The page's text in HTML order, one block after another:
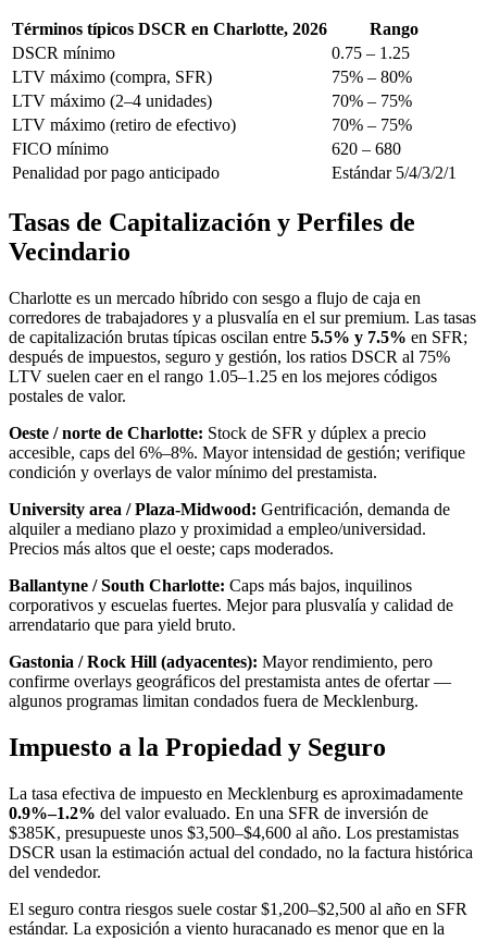
Términos típicos DSCR en Charlotte, 2026
Rango
DSCR mínimo
0.75 – 1.25
LTV máximo (compra, SFR)
75% – 80%
LTV máximo (2–4 unidades)
70% – 75%
LTV máximo (retiro de efectivo)
70% – 75%
FICO mínimo
620 – 680
Penalidad por pago anticipado
Estándar 5/4/3/2/1
Tasas de Capitalización y Perfiles de
Vecindario
Charlotte es un mercado híbrido con sesgo a flujo de caja en
corredores de trabajadores y a plusvalía en el sur premium. Las tasas
de capitalización brutas típicas oscilan entre 5.5% y 7.5% en SFR;
después de impuestos, seguro y gestión, los ratios DSCR al 75%
LTV suelen caer en el rango 1.05–1.25 en los mejores códigos
postales de valor.
Oeste / norte de Charlotte: Stock de SFR y dúplex a precio
accesible, caps del 6%–8%. Mayor intensidad de gestión; verifique
condición y overlays de valor mínimo del prestamista.
University area / Plaza-Midwood: Gentrificación, demanda de
alquiler a mediano plazo y proximidad a empleo/universidad.
Precios más altos que el oeste; caps moderados.
Ballantyne / South Charlotte: Caps más bajos, inquilinos
corporativos y escuelas fuertes. Mejor para plusvalía y calidad de
arrendatario que para yield bruto.
Gastonia / Rock Hill (adyacentes): Mayor rendimiento, pero
confirme overlays geográficos del prestamista antes de ofertar —
algunos programas limitan condados fuera de Mecklenburg.
Impuesto a la Propiedad y Seguro
La tasa efectiva de impuesto en Mecklenburg es aproximadamente
0.9%–1.2% del valor evaluado. En una SFR de inversión de
$385K, presupueste unos $3,500–$4,600 al año. Los prestamistas
DSCR usan la estimación actual del condado, no la factura histórica
del vendedor.
El seguro contra riesgos suele costar $1,200–$2,500 al año en SFR
estándar. La exposición a viento huracanado es menor que en la